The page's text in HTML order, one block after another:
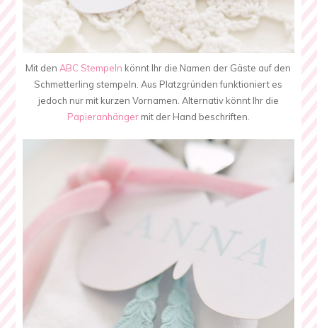
Mit denABC Stempeln könnt Ihr die Namen der Gäste auf den
Schmetterling stempeln. Aus Platzgründen funktioniert es
jedoch nur mit kurzen Vornamen. Alternativ könnt Ihr die
Papieranhängermit der Hand beschriften.